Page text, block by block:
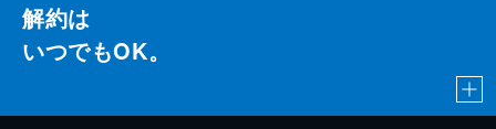
解約は
いつでもOK。